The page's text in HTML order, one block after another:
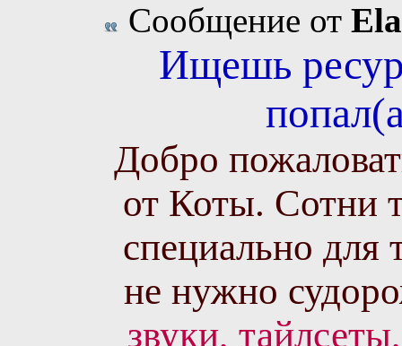
Сообщение от
Ищешь
Добро
от Коты. Сотни
специально для
не нужно
звуки,